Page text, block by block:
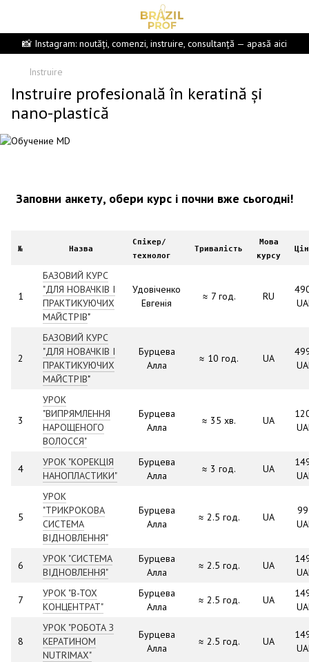
📸 Instagram: noutăți, comenzi, instruire, consultanță — apasă aici
Instruire
Instruire profesională în keratină și
nano-plastică
Заповни анкету, обери курс і почни вже сьогодні!
№ Назва
Спікер/
технолог
Тривалість
Мова
курсу
1
БАЗОВИЙ КУРС
"ДЛЯ НОВАЧКІВ І
ПРАКТИКУЮЧИХ
МАЙСТРІВ"
Удовіченко
Евгенія
≈ 7 год. RU
2
БАЗОВИЙ КУРС
"ДЛЯ НОВАЧКІВ І
ПРАКТИКУЮЧИХ
МАЙСТРІВ"
Бурцева
Алла
≈ 10 год. UA
3
УРОК
"ВИПРЯМЛЕННЯ
НАРОЩЕНОГО
ВОЛОССЯ"
Бурцева
Алла
≈ 35 хв. UA
4
УРОК "КОРЕКЦІЯ
НАНОПЛАСТИКИ"
Бурцева
Алла
≈ 3 год. UA
5
УРОК
"ТРИКРОКОВА
СИСТЕМА
ВІДНОВЛЕННЯ"
Бурцева
Алла
≈ 2.5 год. UA
6
УРОК "СИСТЕМА
ВІДНОВЛЕННЯ"
Бурцева
Алла
≈ 2.5 год. UA
7
УРОК "B-TOX
КОНЦЕНТРАТ"
Бурцева
Алла
≈ 2.5 год. UA
8
УРОК "РОБОТА З
КЕРАТИНОМ
NUTRIMAX"
Бурцева
Алла
≈ 2.5 год. UA